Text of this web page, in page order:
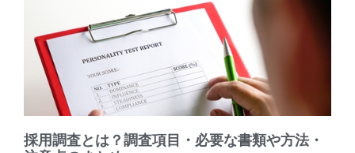
採用調査とは？調査項目・必要な書類や方法・